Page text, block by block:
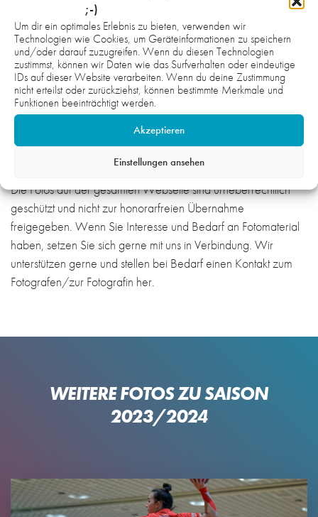
;-)
Um dir ein optimales Erlebnis zu bieten, verwenden wir
Technologien wie Cookies, um Geräteinformationen zu speichern
und/oder darauf zuzugreifen. Wenn du diesen Technologien
zustimmst, können wir Daten wie das Surfverhalten oder eindeutige
IDs auf dieser Website verarbeiten. Wenn du deine Zustimmung
nicht erteilst oder zurückziehst, können bestimmte Merkmale und
Funktionen beeinträchtigt werden.
Akzeptieren
Einstellungen ansehen
Die Fotos auf der gesamten Webseite sind urheberrechtlich
geschützt und nicht zur honorarfreien Übernahme
freigegeben. Wenn Sie Interesse und Bedarf an Fotomaterial
haben, setzen Sie sich gerne mit uns in Verbindung. Wir
unterstützen gerne und stellen bei Bedarf einen Kontakt zum
Fotografen/zur Fotografin her.
WEITERE FOTOS ZU SAISON
2023/2024